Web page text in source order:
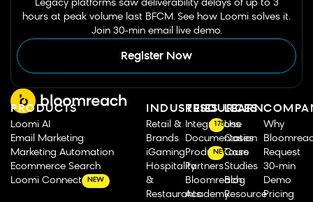
Legacy platforms saw deliverability delays of up to 3
hours at peak volume last BFCM. See how Loomi solves it.
Join 30-min email live demo.
Register Now
PRODUCTS
Loomi AI
Email Marketing
Marketing Automation
Ecommerce Search
Loomi Connect
NEW
INDUSTRIES
Retail &
Brands
iGaming
Hospitality
&
Restaurants
RESOURCES
Integrations
175
Documentation
Product Tours
NEW
Partners
Bloomreach
Academy
LEARN
Use
Cases
Case
Studies
Blog
Resource
Why
Request
30-min
Demo
Pricing